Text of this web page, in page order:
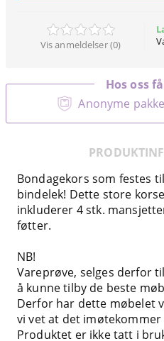
Vis anmeldelser (0)
Anonyme
Hos oss
Bondagekors som festes
bindelek! Dette store
inkluderer 4 stk.
føtter.
NB!
Vareprøve, selges derfor
å kunne tilby de beste
Derfor har dette møbelet
vi vet at det
Produktet er ikke tatt i